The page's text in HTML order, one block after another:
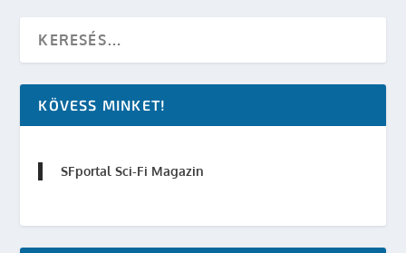
KÖVESS MINKET!
SFportal Sci-Fi Magazin